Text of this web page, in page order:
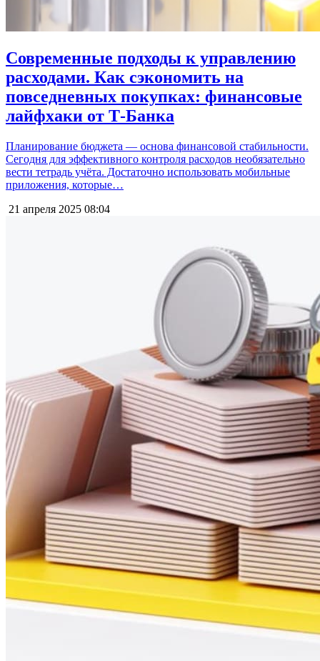
Современные подходы к управлению
расходами. Как сэкономить на
повседневных покупках: финансовые
лайфхаки от Т-Банка
Планирование бюджета — основа финансовой стабильности.
Сегодня для эффективного контроля расходов необязательно
вести тетрадь учёта. Достаточно использовать мобильные
приложения, которые…
21 апреля 2025 08:04